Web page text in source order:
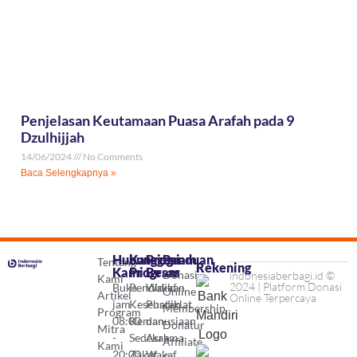
Penjelasan Keutamaan Puasa Arafah pada 9
Dzulhijjah
14/06/2024 No Comments
Baca Selengkapnya »
Tentang
Kami
Artikel
Program
Mitra
Kami
Hubungi
Kami
Buka
jam
08:00
-
Kategori
Program
Pendidikan
Kesehatan
Kemanusiaan
Sedekah
Program
Besar
Wakaf
Pusdiklat
dan
Asrama
Panduan
Donasi
Online
Membership
Donatur
Affiliate
Rekening
indonesiaberbagi.id ©
2024 | Platform Donasi
Online Terpercaya